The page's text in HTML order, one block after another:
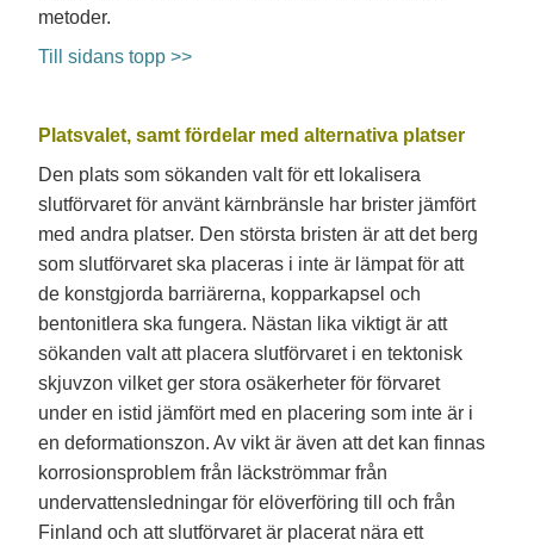
metoder.
Till sidans topp >>
Platsvalet, samt fördelar med alternativa platser
Den plats som sökanden valt för ett lokalisera
slutförvaret för använt kärnbränsle har brister jämfört
med andra platser. Den största bristen är att det berg
som slutförvaret ska placeras i inte är lämpat för att
de konstgjorda barriärerna, kopparkapsel och
bentonitlera ska fungera. Nästan lika viktigt är att
sökanden valt att placera slutförvaret i en tektonisk
skjuvzon vilket ger stora osäkerheter för förvaret
under en istid jämfört med en placering som inte är i
en deformationszon. Av vikt är även att det kan finnas
korrosionsproblem från läckströmmar från
undervattensledningar för elöverföring till och från
Finland och att slutförvaret är placerat nära ett